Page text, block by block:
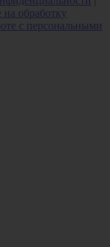
на обработку
с персональными